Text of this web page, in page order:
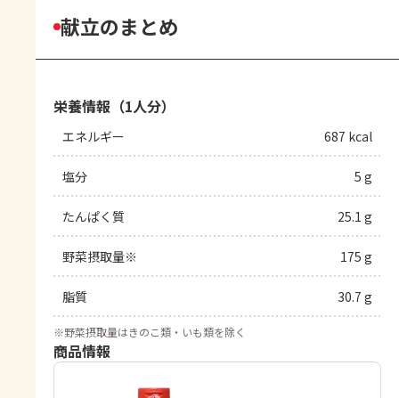
献立のまとめ
栄養情報（1人分）
エネルギー 687 kcal
塩分 5 g
たんぱく質 25.1 g
野菜摂取量※ 175 g
脂質 30.7 g
※野菜摂取量はきのこ類・いも類を除く
商品情報